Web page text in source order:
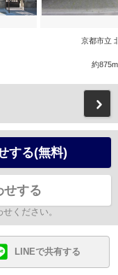
京都市立
約
する(無料)
せする
ください。
LINEで共有する